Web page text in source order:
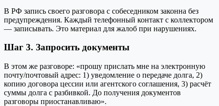
В РФ запись своего разговора с собеседником законна без
предупреждения. Каждый телефонный контакт с коллектором
— записывать. Это материал для жалоб при нарушениях.
Шаг 3. Запросить документы
В этом же разговоре: «прошу прислать мне на электронную
почту/почтовый адрес: 1) уведомление о передаче долга, 2)
копию договора цессии или агентского соглашения, 3) расчёт
суммы долга с разбивкой. До получения документов
разговоры приостанавливаю».